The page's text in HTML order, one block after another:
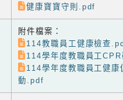
健康寶寶守則.pdf
附件檔案：
114教職員工健康檢查
114學年度教職員工
114學年度教職員工健康
動.pdf